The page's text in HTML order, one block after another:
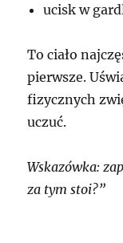
ucisk w
To ciało
pierwsze.
fizycznych
uczuć.
Wskazówka:
za tym stoi?”